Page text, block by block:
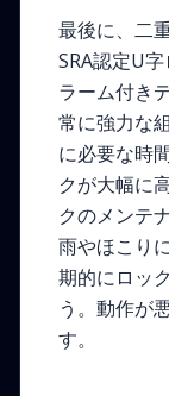
最後に、二
SRA認定U
ラーム付き
常に強力な
に必要な時
クが大幅に
クのメンテ
雨やほこり
期的にロッ
う。動作が
す。